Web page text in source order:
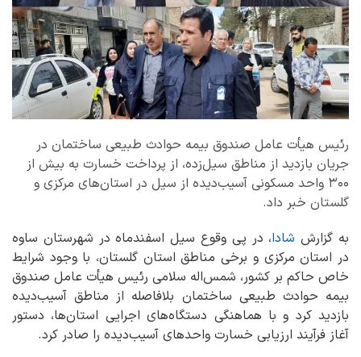
رئیس هیأت عامل صندوق بیمه حوادث طبیعی ساختمان در
جریان بازدید از مناطق سیل‌زده، از پرداخت خسارت به بیش از
۳۰۰ واحد مسکونی آسیب‌دیده از سیل در استان‌های مرکزی و
گلستان خبر داد.
به گزارش شادا، در پی وقوع سیل اسفندماه در شهرستان ساوه
در استان مرکزی و برخی مناطق استان گلستان، با وجود شرایط
خاص حاکم بر کشور، شمس‌اله سلامی رئیس هیأت عامل صندوق
بیمه حوادث طبیعی ساختمان بلافاصله از مناطق آسیب‌دیده
بازدید کرد و با هماهنگی دستگاه‌های اجرایی استان‌ها، دستور
آغاز فرآیند ارزیابی خسارت واحدهای آسیب‌دیده را صادر کرد.